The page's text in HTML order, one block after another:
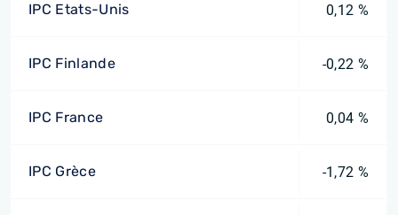
IPC Etats-Unis 0,12 %
IPC Finlande -0,22 %
IPC France 0,04 %
IPC Grèce -1,72 %